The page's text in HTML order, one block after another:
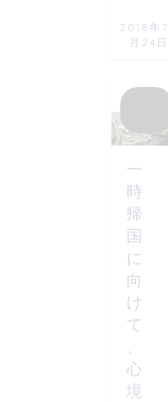
2018年7
月24日
一
時
帰
国
に
向
け
て
、
心
境